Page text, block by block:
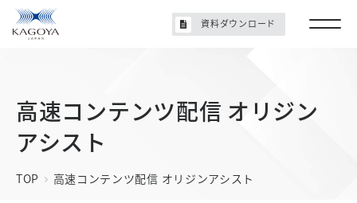
高速コンテンツ配信 オリジン
アシスト
TOP 高速コンテンツ配信 オリジンアシスト
資料ダウンロード